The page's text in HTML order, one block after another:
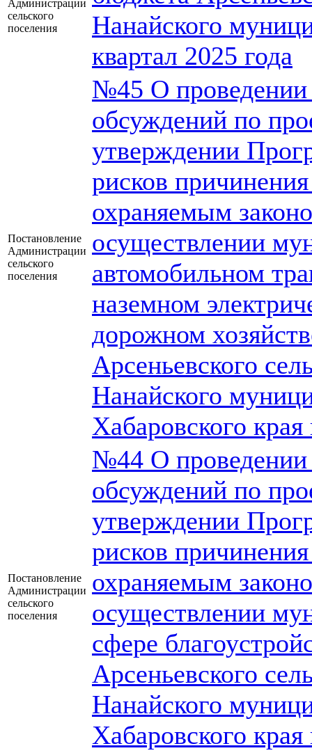
Администрации
сельского
поселения
Нанайского
квартал 2025 года
Постановление
Администрации
сельского
поселения
№45 О
обсуждений по
утверждении
рисков
охраняемым
осуществлении
автомобильном
наземном
дорожном
Арсеньевского
Нанайского
Хабаровского
Постановление
Администрации
сельского
поселения
№44 О
обсуждений по
утверждении
рисков
охраняемым
осуществлении
сфере
Арсеньевского
Нанайского
Хабаровского